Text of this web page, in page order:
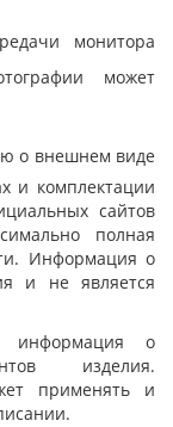
монитора
может
о внешнем виде
и комплектации
сайтов
полная
Информация о
и не является
информация о
изделия.
применять и